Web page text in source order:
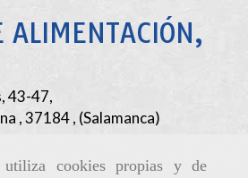
cookies propias y de
ALIMENTACIÓN,
43-47,
,37184, (Salamanca)